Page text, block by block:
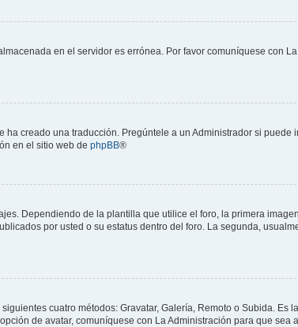
en el servidor es errónea. Por favor comuníquese con
creado una traducción. Pregúntele a un Administrador si puede
en el sitio web de phpBB®
Dependiendo de la plantilla que utilice el foro, la primera
por usted o su estatus dentro del foro. La segunda,
cuatro métodos: Gravatar, Galería, Remoto o Subida. Es
de avatar, comuníquese con La Administración para que sea